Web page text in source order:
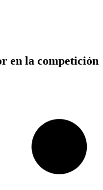
en la competición